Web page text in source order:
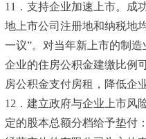
11．支持企业加速上市。成
地上市公司注册地和纳税地
一议”。对当年新上市的制
企业的住房公积金建缴比例
房公积金支付房租，降低企
12．建立政府与企业上市风
定的股本总额分档给予垫付